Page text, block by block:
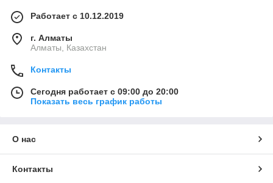
Работает с 10.12.2019
г. Алматы
Алматы, Казахстан
Контакты
Сегодня работает с 09:00 до 20:00
Показать весь график работы
О нас
Контакты